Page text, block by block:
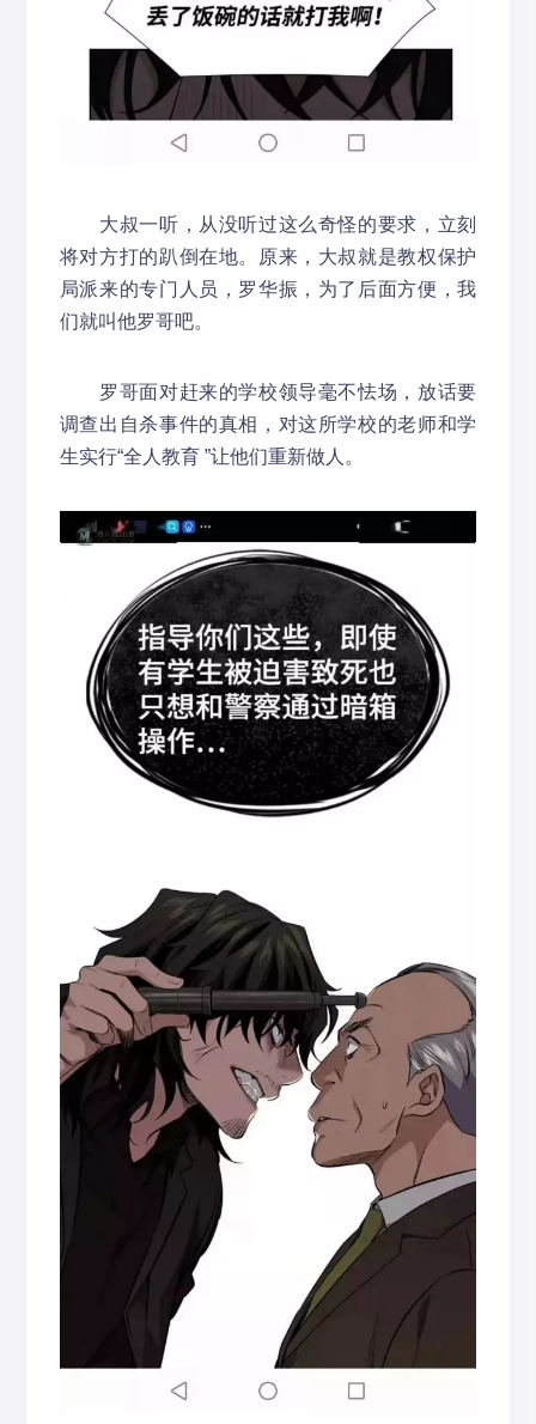
大叔一听，从没听过这么奇怪的要求，立刻
将对方打的趴倒在地。原来，大叔就是教权保护
局派来的专门人员，罗华振，为了后面方便，我
们就叫他罗哥吧。
罗哥面对赶来的学校领导毫不怯场，放话要
调查出自杀事件的真相，对这所学校的老师和学
生实行“全人教育 ”让他们重新做人。